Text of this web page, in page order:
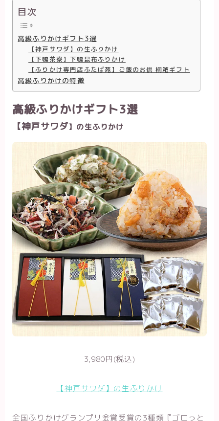
目次
高級ふりかけギフト3選
【神戸サワダ】の生ふりかけ
【下鴨茶寮】下鴨昆布ふりかけ
【ふりかけ専門店ふたば苑】ご飯のお供 桐箱ギフト
高級ふりかけの特徴
高級ふりかけギフト3選
【神戸サワダ】 の生ふりかけ
3,980円(税込)
【神戸サワダ】の生ふりかけ
全国ふりかけグランプリ金賞受賞の3種類『ゴロっと